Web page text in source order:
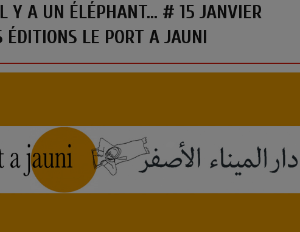
Y A UN ÉLÉPHANT... # 15 JANVIER
LE PORT A JAUNI